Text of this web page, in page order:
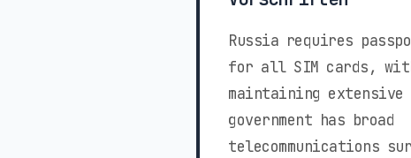
Russia requires
for all SIM cards,
maintaining extensive
government has broad
telecommunications